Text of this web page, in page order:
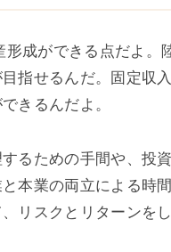
成ができる点だよ。
指せるんだ。固定収
きるんだよ。
るための手間や、投
本業の両立による時
リスクとリターンを